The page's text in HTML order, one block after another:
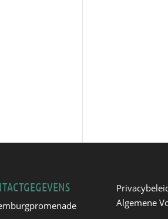
Algemene